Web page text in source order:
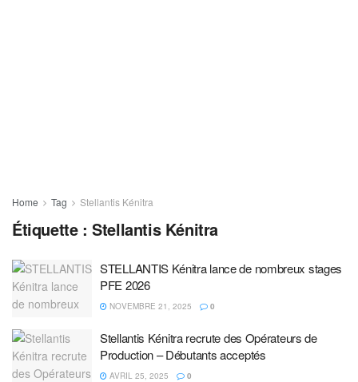
Home Tag Stellantis Kénitra
Étiquette :Stellantis Kénitra
STELLANTIS Kénitra lance de nombreux stages
PFE 2026
NOVEMBRE 21, 2025 0
Stellantis Kénitra recrute des Opérateurs de
Production – Débutants acceptés
AVRIL 25, 2025 0